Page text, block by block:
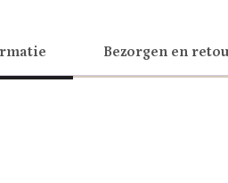
Bezorgen en